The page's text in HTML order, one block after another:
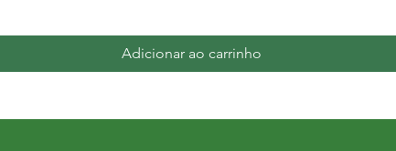
Adicionar ao carrinho